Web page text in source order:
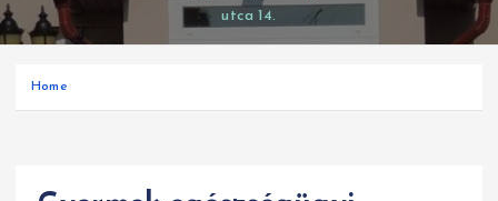
t
e
utca 14.
Home